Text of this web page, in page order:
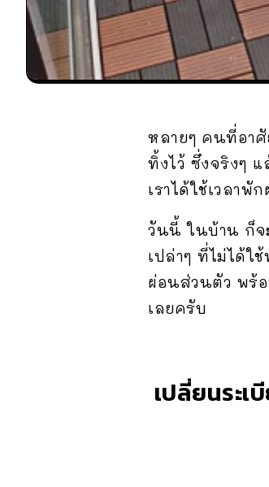
หลายๆ คนที่อาศั
ทิ้งไว้ ซึ่งจริงๆ
เราได้ใช้เวลา
วันนี้ ในบ้าน ก็จ
เปล่าๆ ที่ไม่ได้ใ
ผ่อนส่วนตัว พร้อ
เลยครับ
เปลี่ยนระ